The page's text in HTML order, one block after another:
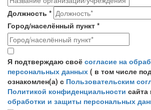
Должность *
Город/населённый пункт *
Согласие на обработку персональных
Я подтверждаю своё согласие на
персональных данных ( в том числе
ознакомлен(а) с Пользовательским
Политикой конфиденциальности сайта
обработки и защиты персональных